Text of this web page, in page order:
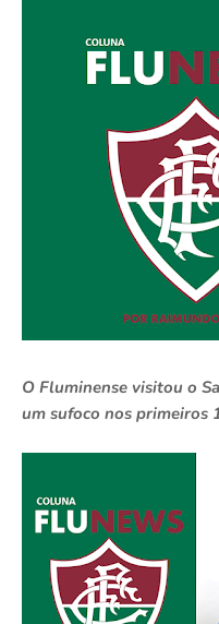
O Fluminense visitou o
um sufoco nos primeiros